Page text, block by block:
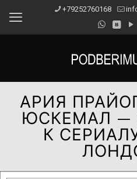
+79252760168
АРИЯ
ЮСКЕМАЛ —
К